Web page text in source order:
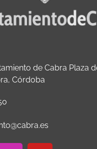
de Cabra Plaza
Córdoba